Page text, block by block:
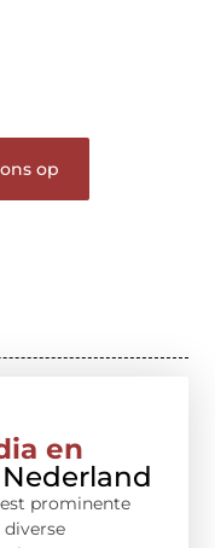
op
en
prominente